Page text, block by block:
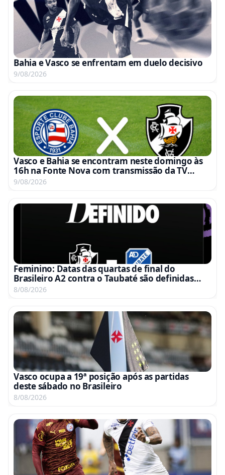
Bahia e Vasco se enfrentam em duelo decisivo
9/08/2026
Vasco e Bahia se encontram neste domingo às
16h na Fonte Nova com transmissão da TV
Globo e Premiere
9/08/2026
Feminino: Datas das quartas de final do
Brasileiro A2 contra o Taubaté são definidas
para 15 e 22 de agosto
8/08/2026
Vasco ocupa a 19ª posição após as partidas
deste sábado no Brasileiro
8/08/2026